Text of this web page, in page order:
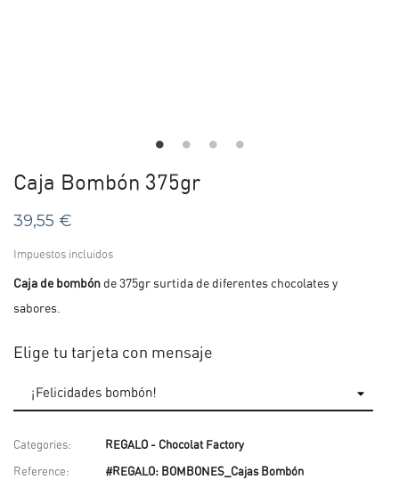
Caja Bombón 375gr
39,55 €
Impuestos incluidos
Caja de bombón de 375gr surtida de diferentes chocolates y
sabores.
Elige tu tarjeta con mensaje
Categories: REGALO - Chocolat Factory
Reference: #REGALO: BOMBONES_Cajas Bombón